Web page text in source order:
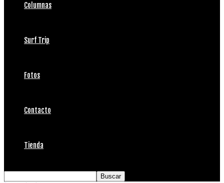
Columnas
Surf Trip
Fotos
Contacto
Tienda